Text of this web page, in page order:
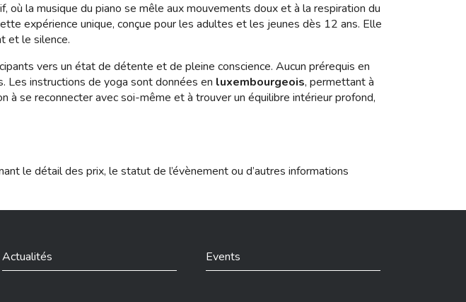
la musique du piano se mêle aux mouvements doux et à la respiration du
expérience unique, conçue pour les adultes et les jeunes dès 12 ans. Elle
et le silence.
vers un état de détente et de pleine conscience. Aucun prérequis en
Les instructions de yoga sont données en luxembourgeois, permettant à
à se reconnecter avec soi-même et à trouver un équilibre intérieur profond,
le détail des prix, le statut de l’évènement ou d’autres informations
Actualités Events